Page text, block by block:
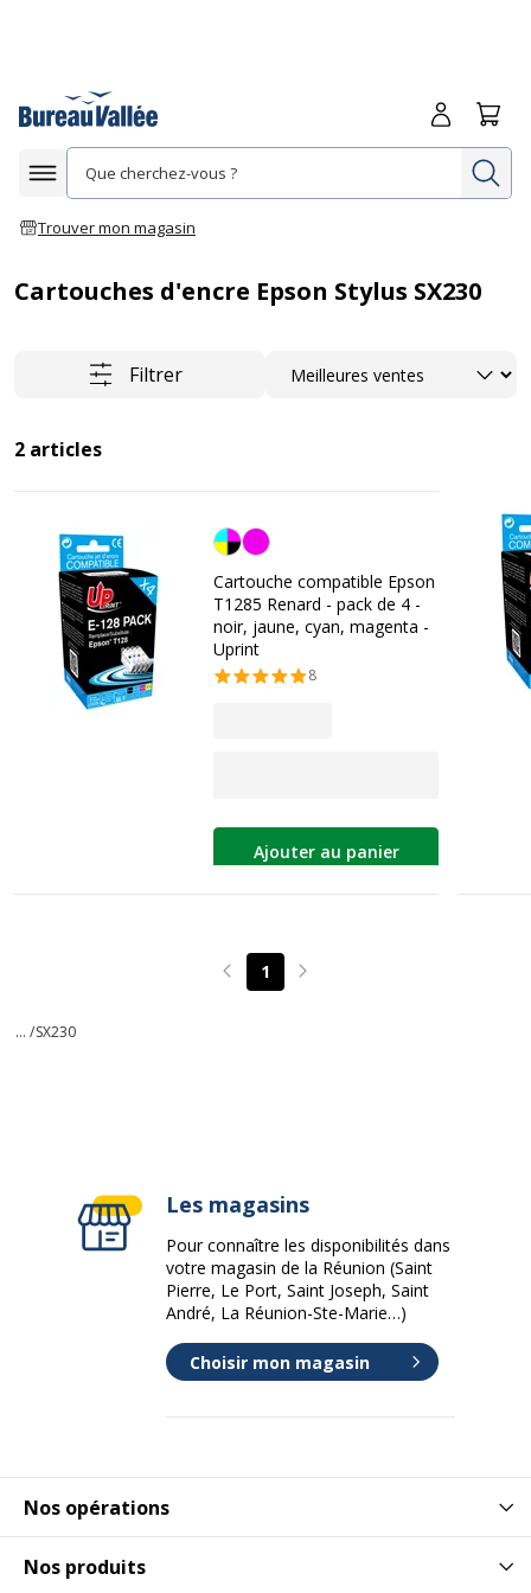
Afficher la navigation
Trouver mon magasin
Me
Cartouches d'encre Epson Stylus SX230
Filtrer Trier
2 articles
Noir/cyan/magenta/jaune
Cartouche compatible Epson
T1285 Renard - pack de 4 -
noir, jaune, cyan, magenta -
Uprint
8
Ajouter au panier
Page précédente
1 Page suivante
... /SX230
Nos opérations
Nos produits
Les magasins
Pour connaître les disponibilités dans
votre magasin de la Réunion (Saint
Pierre, Le Port, Saint Joseph, Saint
André, La Réunion-Ste-Marie…)
Choisir mon magasin